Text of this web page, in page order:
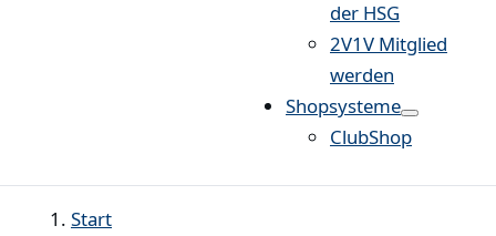
der HSG
2V1V Mitglied
werden
Shopsysteme
ClubShop
Start